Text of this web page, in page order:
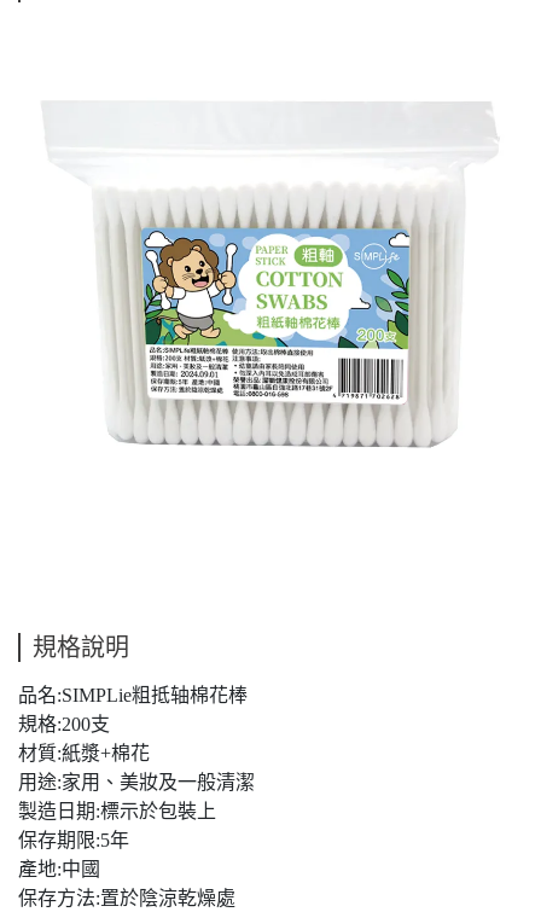
規格說明
品名:SIMPLie粗抵轴棉花棒
規格:200支
材質:紙漿+棉花
用途:家用、美妝及一般清潔
製造日期:標示於包裝上
保存期限:5年
產地:中國
保存方法:置於陰涼乾燥處